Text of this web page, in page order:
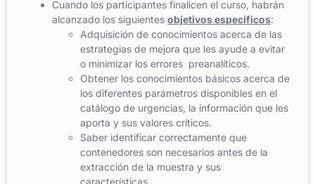
Cuando los participantes finalicen el curso, habrán
alcanzado los siguientes objetivos específicos:
Adquisición de conocimientos acerca de las
estrategias de mejora que les ayude a evitar
o minimizar los errores preanalíticos.
Obtener los conocimientos básicos acerca de
los diferentes parámetros disponibles en el
catálogo de urgencias, la información que les
aporta y sus valores críticos.
Saber identificar correctamente que
contenedores son necesarios antes de la
extracción de la muestra y sus